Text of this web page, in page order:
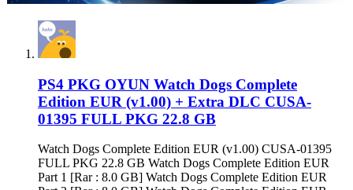
PS4 PKG OYUN Watch Dogs Complete
Edition EUR (v1.00) + Extra DLC CUSA-
01395 FULL PKG 22.8 GB
Watch Dogs Complete Edition EUR (v1.00) CUSA-01395
FULL PKG 22.8 GB Watch Dogs Complete Edition EUR
Part 1 [Rar : 8.0 GB] Watch Dogs Complete Edition EUR